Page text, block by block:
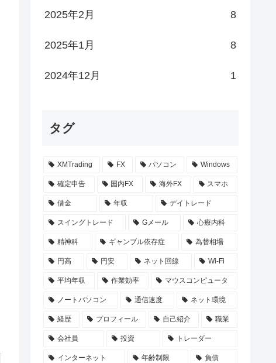
2025年2月 8
2025年1月 8
2024年12月 1
タグ
XMTrading FX パソコン Windows
確定申告 国内FX 海外FX スマホ
借金 年収 デイトレード
スイングトレード Gメール 心療内科
精神科 ギャンブル依存症 為替相場
円高 円安 ネット回線 Wi-Fi
平均年収 作業効率 マウスコンピュータ
ノートパソコン 通信速度 ネット環境
経歴 プロフィール 自己紹介 職業
会社員 投資 トレーダー
インターネット 年齢制限 負債